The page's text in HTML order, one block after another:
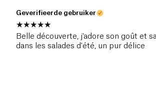
Geverifieerde gebruiker
Belle découverte, j'adore son goût et
dans les salades d'été, un pur délice